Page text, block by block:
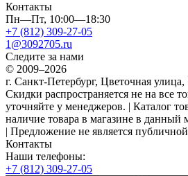
Контакты
Пн—Пт, 10:00—18:30
+7 (812) 309-27-05
1@3092705.ru
Следите за нами
© 2009–2026
г. Санкт-Петербург, Цветочная улица,
Скидки распространяется не на все
уточняйте у менеджеров. | Каталог
наличие товара в магазине в данный
| Предложение не является
Контакты
Наши телефоны:
+7 (812) 309-27-05